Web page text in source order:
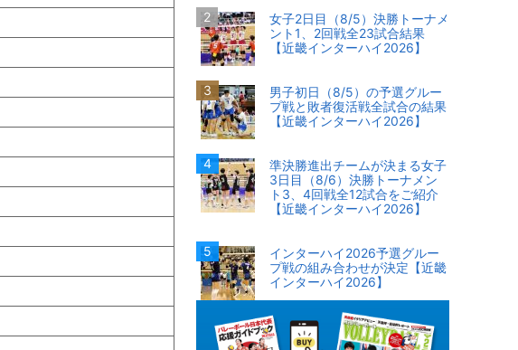
女子2日目（8/5）決勝トーナメ
ント1、2回戦全23試合結果
【近畿インターハイ2026】
男子初日（8/5）の予選グルー
プ戦と敗者復活戦全試合の結果
【近畿インターハイ2026】
準決勝進出チームが決まる女子
3日目（8/6）決勝トーナメン
ト3、4回戦全12試合をご紹介
【近畿インターハイ2026】
インターハイ2026予選グルー
プ戦の組み合わせが決定【近畿
インターハイ2026】